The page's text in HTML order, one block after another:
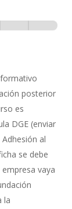
posterior
es
DGE (enviar
al
se debe
vaya
la